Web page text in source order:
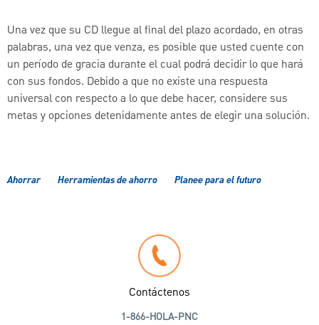
Una vez que su CD llegue al final del plazo acordado, en otras
palabras, una vez que venza, es posible que usted cuente con
un período de gracia durante el cual podrá decidir lo que hará
con sus fondos. Debido a que no existe una respuesta
universal con respecto a lo que debe hacer, considere sus
metas y opciones detenidamente antes de elegir una solución.
Ahorrar Herramientas de ahorro Planee para el futuro
Contáctenos
1-866-HOLA-PNC